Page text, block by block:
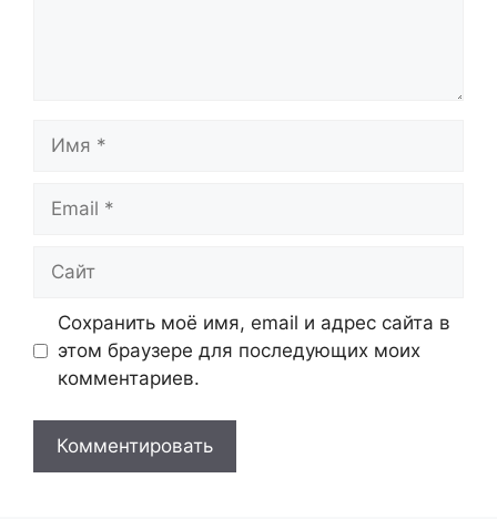
Сохранить моё имя, email и адрес сайта в
этом браузере для последующих моих
комментариев.